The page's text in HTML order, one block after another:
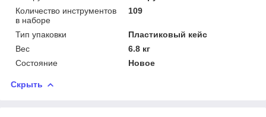
Количество инструментов
в наборе
109
Тип упаковки
Пластиковый кейс
Вес
6.8 кг
Состояние
Новое
Скрыть